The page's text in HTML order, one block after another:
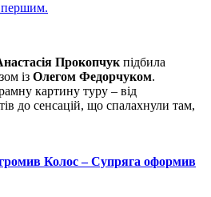
першим.
Прокопчукпідбила
із Олегом Федорчуком.
картину туру – від
до сенсацій, що спалахнули там,
Колос – Супряга оформив